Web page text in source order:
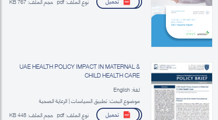
UAE HEALTH POLICY IMPACT IN MATERNAL &
CHILD HEALTH CARE
لغة: English
موضوع البحث: تطبيق السياسات | الرعاية الصحية
تحميل
نوع الملف: حجم الملف: